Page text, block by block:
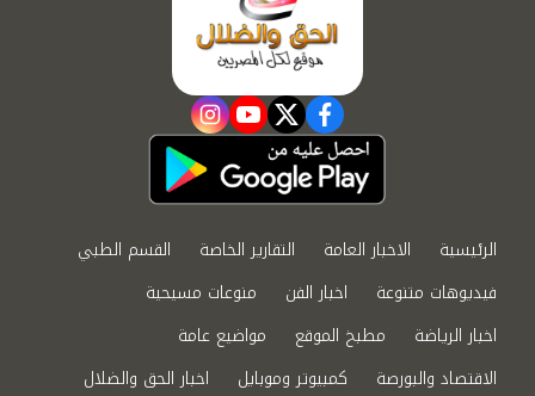
facebook
twitter
youtube
instagram
الرئيسية الاخبار العامة التقارير الخاصة
القسم الطبي
فيديوهات متنوعة
اخبار الفن
منوعات مسيحية
اخبار الرياضة
مطبخ الموقع
مواضيع عامة
الاقتصاد والبورصة
كمبيوتر وموبايل
اخبار الحق والضلال